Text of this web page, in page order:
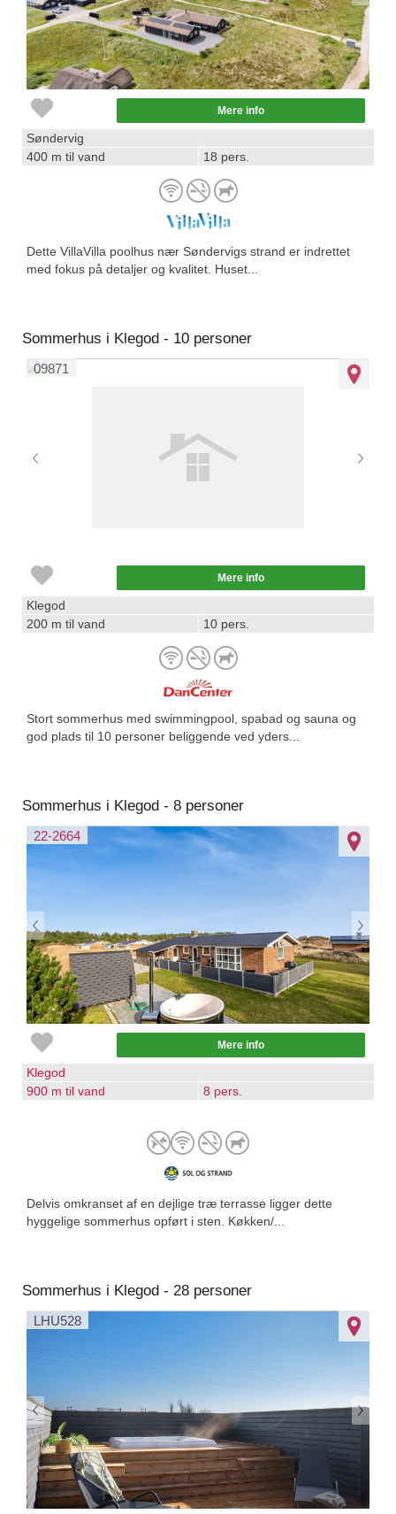
Mere info
Søndervig
400 m til vand
18 pers.
Dette VillaVilla poolhus nær Søndervigs strand er indrettet
med fokus på detaljer og kvalitet. Huset...
Sommerhus i Klegod - 10 personer
09871
Mere info
Klegod
200 m til vand
10 pers.
Stort sommerhus med swimmingpool, spabad og sauna og
god plads til 10 personer beliggende ved yders...
Sommerhus i Klegod - 8 personer
22-2664
Mere info
Klegod
900 m til vand
8 pers.
Delvis omkranset af en dejlige træ terrasse ligger dette
hyggelige sommerhus opført i sten. Køkken/...
Sommerhus i Klegod - 28 personer
LHU528